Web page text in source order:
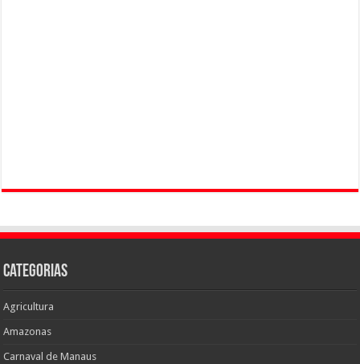
Categorias
Agricultura
Amazonas
Carnaval de Manaus